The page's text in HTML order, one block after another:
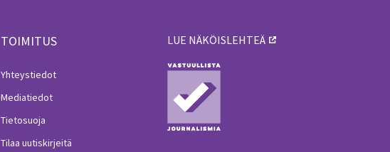
TOIMITUS
Yhteystiedot
Mediatiedot
Tietosuoja
Tilaa uutiskirjeitä
LUE NÄKÖISLEHTEÄ